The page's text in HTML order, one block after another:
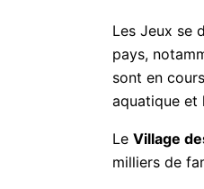
Les Jeux se
pays,
sont en
aquatique et
Le Village
milliers de